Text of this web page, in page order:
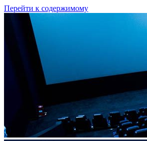
Перейти к содержимому